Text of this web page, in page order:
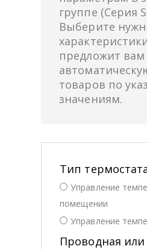
группе (Серия
Выберите
предложит вам
товаров по
значениям.
Тип
Управление
помещении
Управление
Проводная